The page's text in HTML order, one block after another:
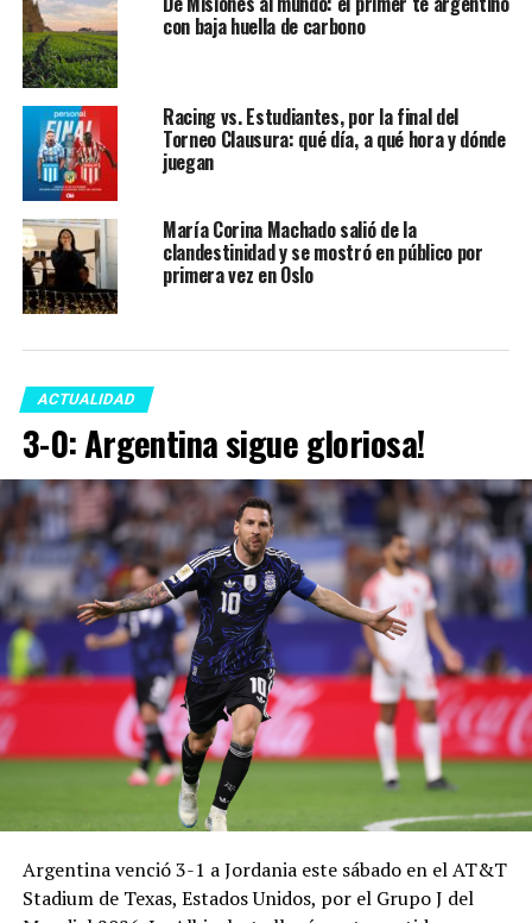
con baja huella de carbono
Racing vs. Estudiantes, por la final del
Torneo Clausura: qué día, a qué hora y dónde
juegan
María Corina Machado salió de la
clandestinidad y se mostró en público por
primera vez en Oslo
ACTUALIDAD
3-0: Argentina sigue gloriosa!
Argentina venció 3-1 a Jordania este sábado en el AT&T
Stadium de Texas, Estados Unidos, por el Grupo J del